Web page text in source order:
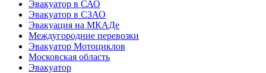
Эвакуатор в САО
Эвакуатор в СЗАО
Эвакуация на МКАДе
Междугородние перевозки
Эвакуатор Мотоциклов
Московская область
Эвакуатор